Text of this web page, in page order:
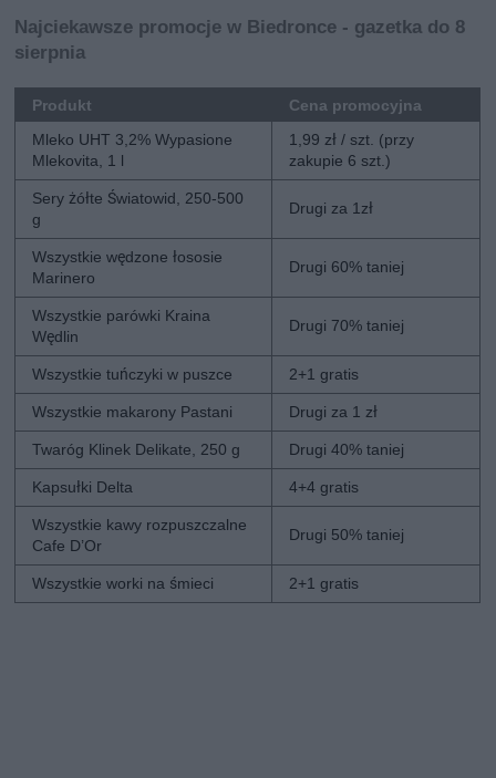
Najciekawsze promocje w Biedronce - gazetka do 8
sierpnia
Produkt
Cena promocyjna
Mleko UHT 3,2% Wypasione
Mlekovita, 1 l
1,99 zł / szt. (przy
zakupie 6 szt.)
Sery żółte Światowid, 250-500
g
Drugi za 1zł
Wszystkie wędzone łososie
Marinero
Drugi 60% taniej
Wszystkie parówki Kraina
Wędlin
Drugi 70% taniej
Wszystkie tuńczyki w puszce 2+1 gratis
Wszystkie makarony Pastani Drugi za 1 zł
Twaróg Klinek Delikate, 250 g Drugi 40% taniej
Kapsułki Delta 4+4 gratis
Wszystkie kawy rozpuszczalne
Cafe D’Or
Drugi 50% taniej
Wszystkie worki na śmieci 2+1 gratis